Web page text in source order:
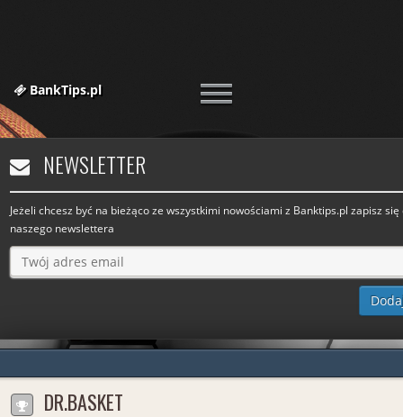
BankTips.pl
NEWSLETTER
Jeżeli chcesz być na bieżąco ze wszystkimi nowościami z Banktips.pl zapisz się
naszego newslettera
DR.BASKET